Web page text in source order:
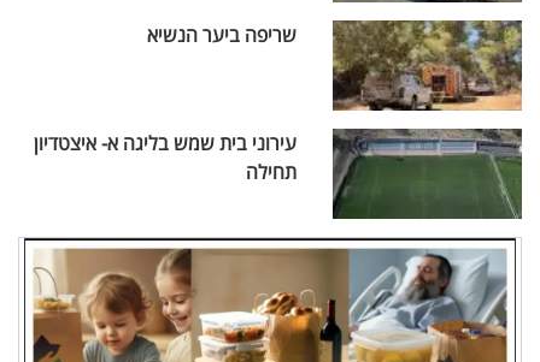
שריפה ביער הנשיא
עירוני בית שמש בליגה א- איצטדיון
תחילה